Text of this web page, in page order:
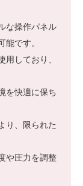
な操作パネル
です。
しており、
を快適に保ち
り、限られた
や圧力を調整